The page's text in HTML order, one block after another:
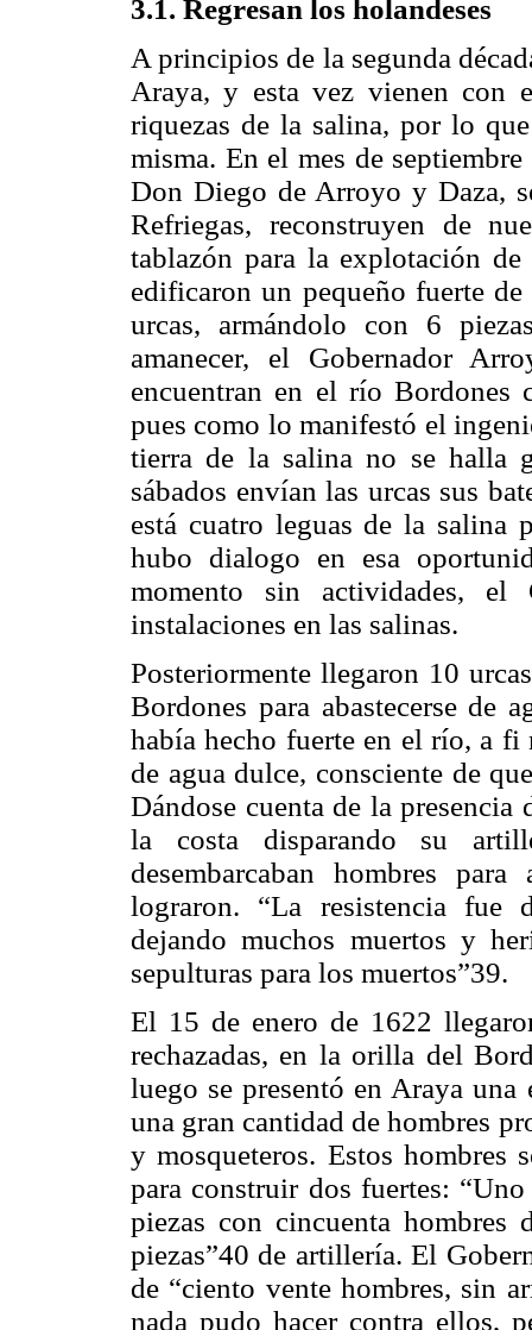
3.1. Regresan los holandeses
A principios de la segunda
Araya, y esta vez vienen con
riquezas de la salina, por lo
misma. En el mes de
Don Diego de Arroyo y Daza,
Refriegas, reconstruyen de
tablazón para la explotación
edificaron un pequeño fuerte
urcas, armándolo con 6
amanecer, el Gobernador
encuentran en el río Bordones
pues como lo manifestó el
tierra de la salina no se halla
sábados envían las urcas sus
está cuatro leguas de la salina
hubo dialogo en esa
momento sin actividades, el
instalaciones en las salinas.
Posteriormente llegaron 10
Bordones para abastecerse de
había hecho fuerte en el río, a fi
de agua dulce, consciente de
Dándose cuenta de la presencia
la costa disparando su
desembarcaban hombres
lograron. “La resistencia fue
dejando muchos muertos y
sepulturas para los muertos”39.
El 15 de enero de 1622
rechazadas, en la orilla del
luego se presentó en Araya una
una gran cantidad de hombres
y mosqueteros. Estos hombres
para construir dos fuertes:
piezas con cincuenta
piezas”40 de artillería. El
de “ciento vente hombres, sin
nada pudo hacer contra ellos,